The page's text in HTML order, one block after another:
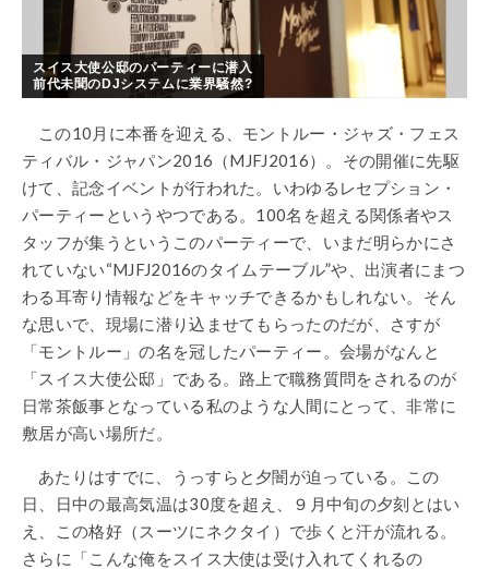
スイス大使公邸のパーティーに潜入
前代未聞のDJシステムに業界騒然?
この10月に本番を迎える、モントルー・ジャズ・フェス
ティバル・ジャパン2016（MJFJ2016）。その開催に先駆
けて、記念イベントが行われた。いわゆるレセプション・
パーティーというやつである。100名を超える関係者やス
タッフが集うというこのパーティーで、いまだ明らかにさ
れていない“MJFJ2016のタイムテーブル”や、出演者にまつ
わる耳寄り情報などをキャッチできるかもしれない。そん
な思いで、現場に潜り込ませてもらったのだが、さすが
「モントルー」の名を冠したパーティー。会場がなんと
「スイス大使公邸」である。路上で職務質問をされるのが
日常茶飯事となっている私のような人間にとって、非常に
敷居が高い場所だ。
あたりはすでに、うっすらと夕闇が迫っている。この
日、日中の最高気温は30度を超え、９月中旬の夕刻とはい
え、この格好（スーツにネクタイ）で歩くと汗が流れる。
さらに「こんな俺をスイス大使は受け入れてくれるの